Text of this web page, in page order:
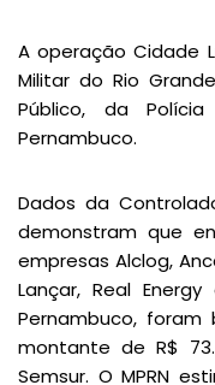
A operação Cidade
Militar do Rio
Público, da
Pernambuco.
Dados da
demonstram que
empresas Alclog,
Lançar, Real
Pernambuco,
montante de R$
Semsur. O MPRN